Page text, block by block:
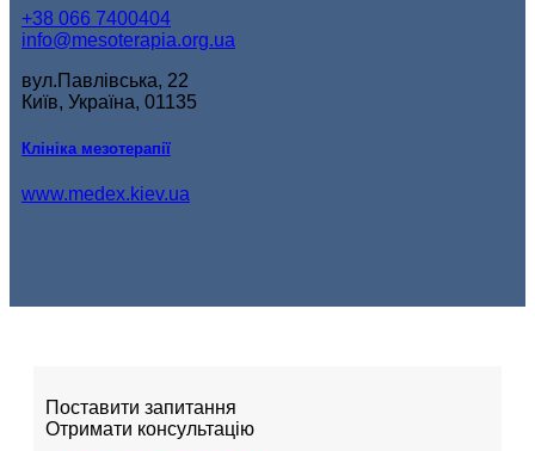
+38 066 7400404
info@mesoterapia.org.ua
вул.Павлівська, 22
Київ, Україна, 01135
Клініка мезотерапії
www.medex.kiev.ua
Поставити запитання
Отримати консультацію